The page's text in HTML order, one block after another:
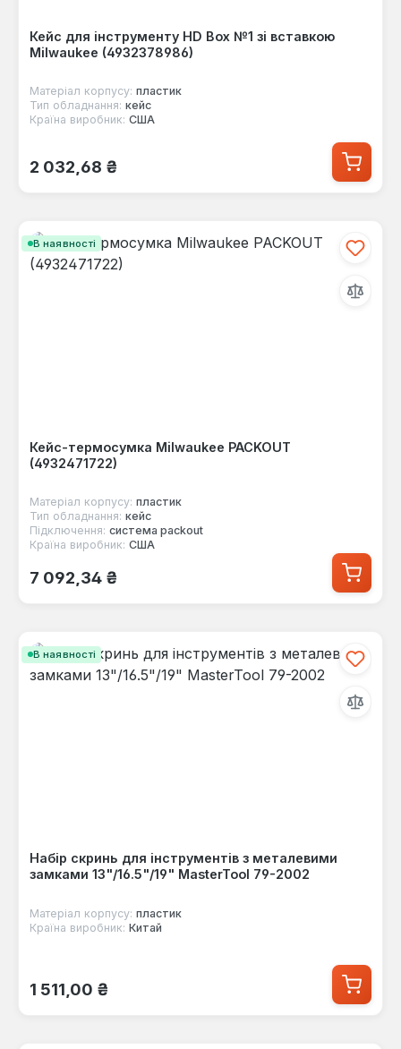
Кейс для інструменту HD Box №1 зі вставкою
Milwaukee (4932378986)
Матеріал корпусу: пластик
Тип обладнання: кейс
Країна виробник: США
Звичайна ціна:
2 032,68 ₴
В наявності
Кейс-термосумка Milwaukee PACKOUT
(4932471722)
Матеріал корпусу: пластик
Тип обладнання: кейс
Підключення: система packout
Країна виробник: США
Звичайна ціна:
7 092,34 ₴
В наявності
Набір скринь для інструментів з металевими
замками 13"/16.5"/19" MasterTool 79-2002
Матеріал корпусу: пластик
Країна виробник: Китай
Звичайна ціна:
1 511,00 ₴